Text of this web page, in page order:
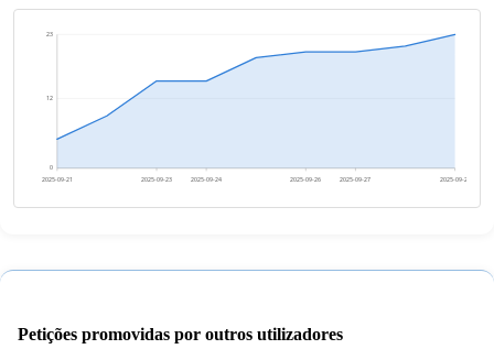
0
12
23
2025-09-21 2025-09-23 2025-09-24 2025-09-26 2025-09-27 2025-09-29
Petições promovidas por outros utilizadores